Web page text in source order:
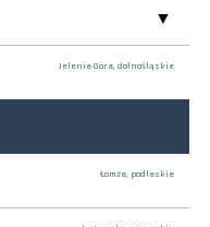
Jelenia Góra, dolnośląskie
Łomża, podlaskie